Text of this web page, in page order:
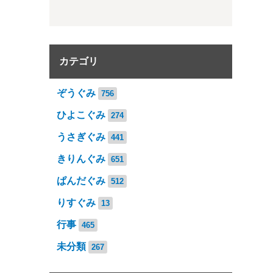
カテゴリ
ぞうぐみ 756
ひよこぐみ 274
うさぎぐみ 441
きりんぐみ 651
ぱんだぐみ 512
りすぐみ 13
行事 465
未分類 267